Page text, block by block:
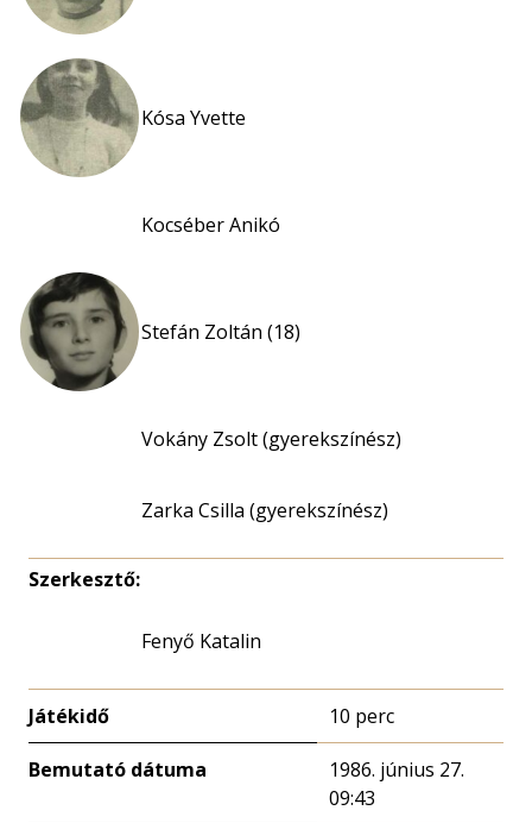
Kósa Yvette
Kocséber Anikó
Stefán Zoltán (18)
Vokány Zsolt (gyerekszínész)
Zarka Csilla (gyerekszínész)
Szerkesztő:
Fenyő Katalin
Játékidő 10 perc
Bemutató dátuma
1986. június 27.
09:43